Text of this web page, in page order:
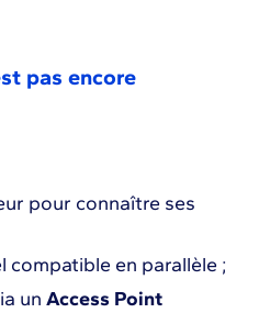
pas encore
pour connaître ses
compatible en parallèle ;
un Access Point